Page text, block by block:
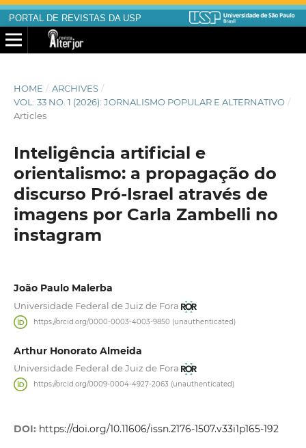
PORTAL DE REVISTAS DA USP
HOME / ARCHIVES /
VOL. 33 NO. 1 (2026): JORNALISMO POPULAR E ALTERNATIVO /
Articles
Inteligência artificial e
orientalismo: a propagação do
discurso Pró-Israel através de
imagens por Carla Zambelli no
instagram
João Paulo Malerba
Universidade Federal de Juiz de Fora
https://orcid.org/0000-0003-4003-9850 (unauthenticated)
Arthur Honorato Almeida
Universidade Federal de Juiz de Fora
https://orcid.org/0009-0004-4927-2063 (unauthenticated)
DOI: https://doi.org/10.11606/issn.2176-1507.v33i1p165-192